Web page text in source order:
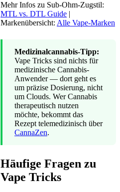
Mehr Infos zu Sub-Ohm-Zugstil:
MTL vs. DTL Guide |
Markenübersicht: Alle Vape-Marken
Medizinalcannabis-Tipp:
Vape Tricks sind nichts für
medizinische Cannabis-
Anwender — dort geht es
um präzise Dosierung, nicht
um Clouds. Wer Cannabis
therapeutisch nutzen
möchte, bekommt das
Rezept telemedizinisch über
CannaZen.
Häufige Fragen zu
Vape Tricks